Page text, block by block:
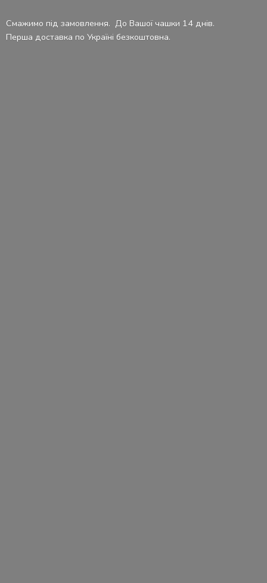
Смажимо під замовлення. До Вашої чашки 14 днів.
Перша доставка по Україні безкоштовна.